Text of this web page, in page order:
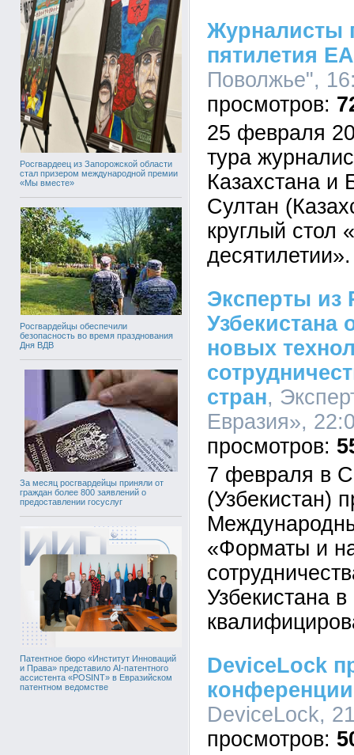
Росгвардеец из Запорожской области
стал призером международной премии
«Мы вместе»
Росгвардейцы обеспечили
безопасность во время празднования
Дня ВДВ
За месяц росгвардейцы приняли от
граждан более 800 заявлений о
предоставлении госуслуг
Патентное бюро «Институт Инноваций
и Права» представило AI-патентного
ассистента «POSINT» в Евразийском
патентном ведомстве
Журналисты
пятилетия
Поволжье",
25 февраля
тура
Казахстана и
Султан
круглый
десятилетии».
Эксперты из
Узбекистана
новых
стран,
Евразия»,
7 февраля в
(Узбекистан)
«Форматы и
Узбекистана
DeviceLock
DeviceLock,